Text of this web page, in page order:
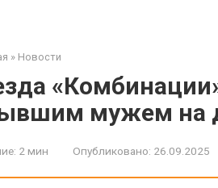
» Новости
мужем на
2 мин Опубликовано: 26.09.2025